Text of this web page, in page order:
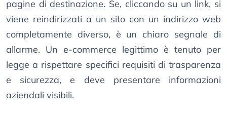
pagine di destinazione. Se, cliccando su un link, si
viene reindirizzati a un sito con un indirizzo web
completamente diverso, è un chiaro segnale di
allarme. Un e-commerce legittimo è tenuto per
legge a rispettare specifici requisiti di trasparenza
e sicurezza, e deve presentare informazioni
aziendali visibili.